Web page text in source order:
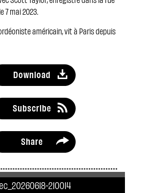
210014
7 mai 2023.
américain, vit à Paris depuis
Download
Subscribe
Share